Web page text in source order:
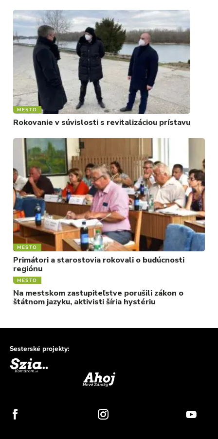
MESTO
Rokovanie v súvislosti s revitalizáciou prístavu
MESTO
Primátori a starostovia rokovali o budúcnosti
regiónu
MESTO
Na mestskom zastupiteľstve porušili zákon o
štátnom jazyku, aktivisti šíria hystériu
Sesterské projekty: